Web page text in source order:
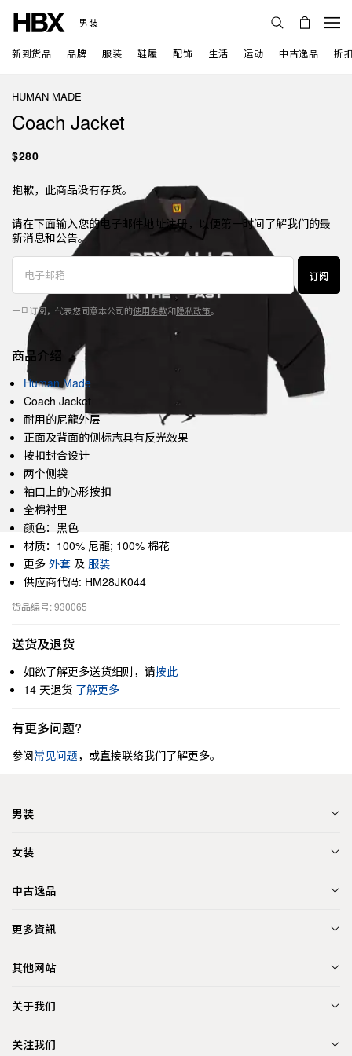
男装
新到货品 品牌 服装 鞋履 配饰 生活 运动 中古逸品 折
HUMAN MADE
Coach Jacket
$280
抱歉，此商品没有存货。
请在下面输入您的电子邮件地址注册，以便第一时间了解我们的最
新消息和公告。
订阅
一旦订阅，代表您同意本公司的使用条款和隐私政策。
商品介绍
Human Made
Coach Jacket
耐用的尼龍外层
正面及背面的侧标志具有反光效果
按扣封合设计
两个侧袋
袖口上的心形按扣
全棉衬里
颜色：黑色
材质：100% 尼龍; 100% 棉花
更多 外套 及 服装
供应商代码: HM28JK044
货品编号: 930065
送货及退货
如欲了解更多送货细则，请按此
14 天退货 了解更多
有更多问题?
参阅常见问题，或直接联络我们了解更多。
男装
女装
中古逸品
更多資訊
其他网站
关于我们
关注我们